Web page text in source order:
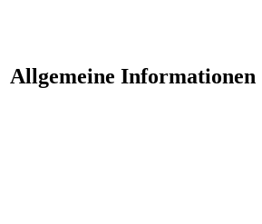
Allgemeine Informationen